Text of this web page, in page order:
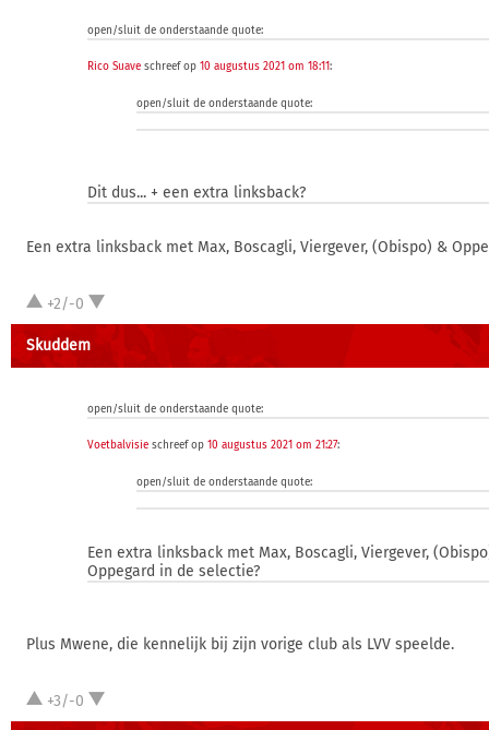
open/sluit de onderstaande quote:
Rico Suave schreef op 10 augustus 2021 om 18:11:
open/sluit de onderstaande quote:
Dit dus... + een extra linksback?
Een extra linksback met Max, Boscagli, Viergever, (Obispo) &
+2/-0
Skuddem
open/sluit de onderstaande quote:
Voetbalvisie schreef op 10 augustus 2021 om 21:27:
open/sluit de onderstaande quote:
Een extra linksback met Max, Boscagli, Viergever,
Oppegard in de selectie?
Plus Mwene, die kennelijk bij zijn vorige club als LVV speelde.
+3/-0